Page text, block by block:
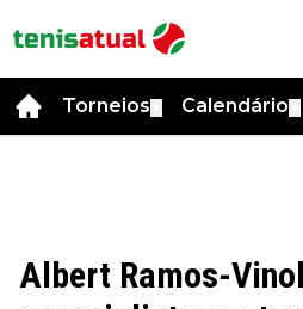
Torneios Calendário
Albert Ramos-